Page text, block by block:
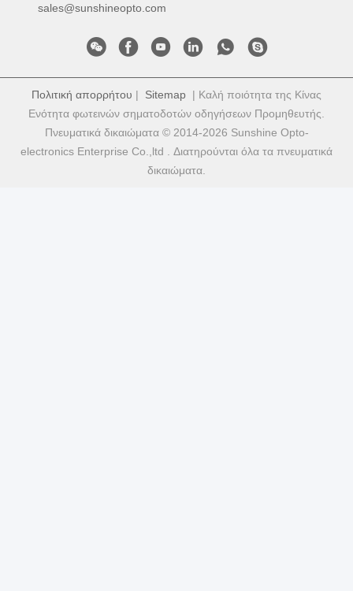
sales@sunshineopto.com
Πολιτική απορρήτου | Sitemap | Καλή ποιότητα της Κίνας
Ενότητα φωτεινών σηματοδοτών οδηγήσεων Προμηθευτής.
Πνευματικά δικαιώματα © 2014-2026 Sunshine Opto-
electronics Enterprise Co.,ltd . Διατηρούνται όλα τα πνευματικά
δικαιώματα.